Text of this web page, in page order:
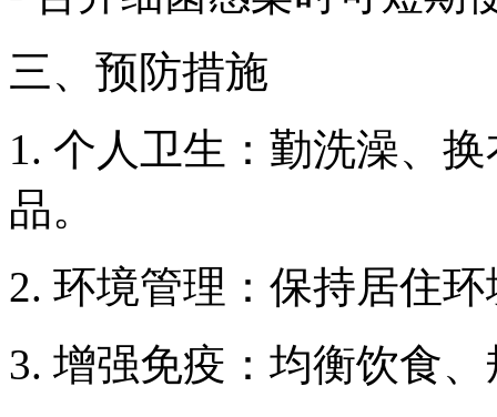
三、预防措施
1. 个人卫生：勤洗澡、
品。
2. 环境管理：保持居住
3. 增强免疫：均衡饮食